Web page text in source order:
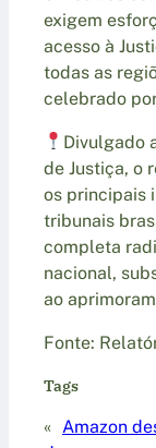
exigem
acesso à
todas as
celebrado
Divulgado
de Justiça, o
os principais
tribunais
completa
nacional,
ao
Fonte:
Tags
« Amazon